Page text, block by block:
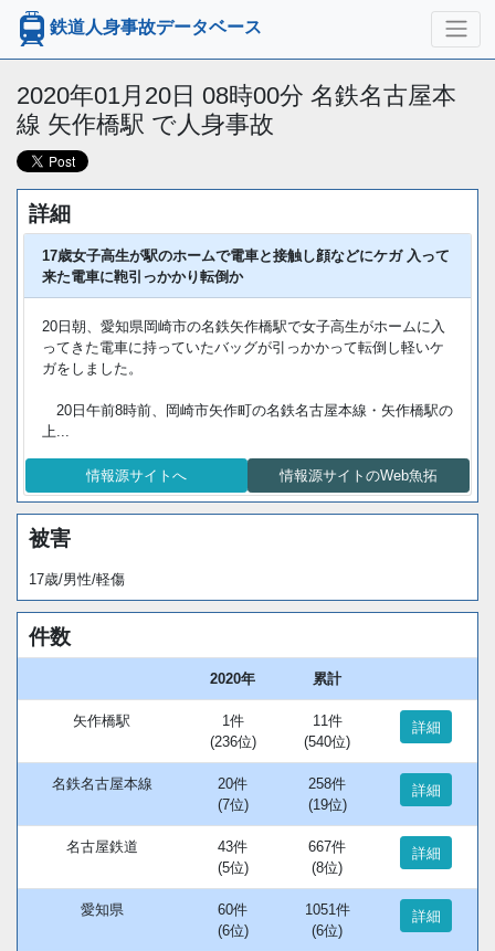
鉄道人身事故データベース
2020年01月20日 08時00分 名鉄名古屋本
線 矢作橋駅 で人身事故
詳細
17歳女子高生が駅のホームで電車と接触し顔などにケガ 入って
来た電車に鞄引っかかり転倒か
20日朝、愛知県岡崎市の名鉄矢作橋駅で女子高生がホームに入
ってきた電車に持っていたバッグが引っかかって転倒し軽いケ
ガをしました。
20日午前8時前、岡崎市矢作町の名鉄名古屋本線・矢作橋駅の
上...
情報源サイトへ 情報源サイトのWeb魚拓
被害
17歳/男性/軽傷
件数
2020年 累計
矢作橋駅
1件
(236位)
11件
(540位)
詳細
名鉄名古屋本線
20件
(7位)
258件
(19位)
詳細
名古屋鉄道
43件
(5位)
667件
(8位)
詳細
愛知県
60件
(6位)
1051件
(6位)
詳細